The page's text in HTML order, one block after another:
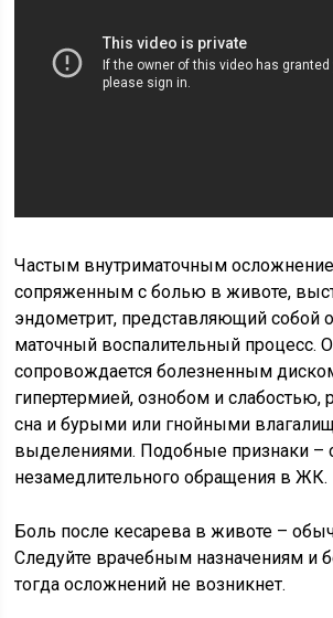
Частым внутриматочным
сопряженным с болью в животе,
эндометрит, представляющий собой
маточный воспалительный процесс.
сопровождается болезненным
гипертермией, ознобом и слабостью,
сна и бурыми или гнойными
выделениями. Подобные признаки –
незамедлительного обращения в ЖК.
Боль после кесарева в животе –
Следуйте врачебным назначениям и
тогда осложнений не возникнет.